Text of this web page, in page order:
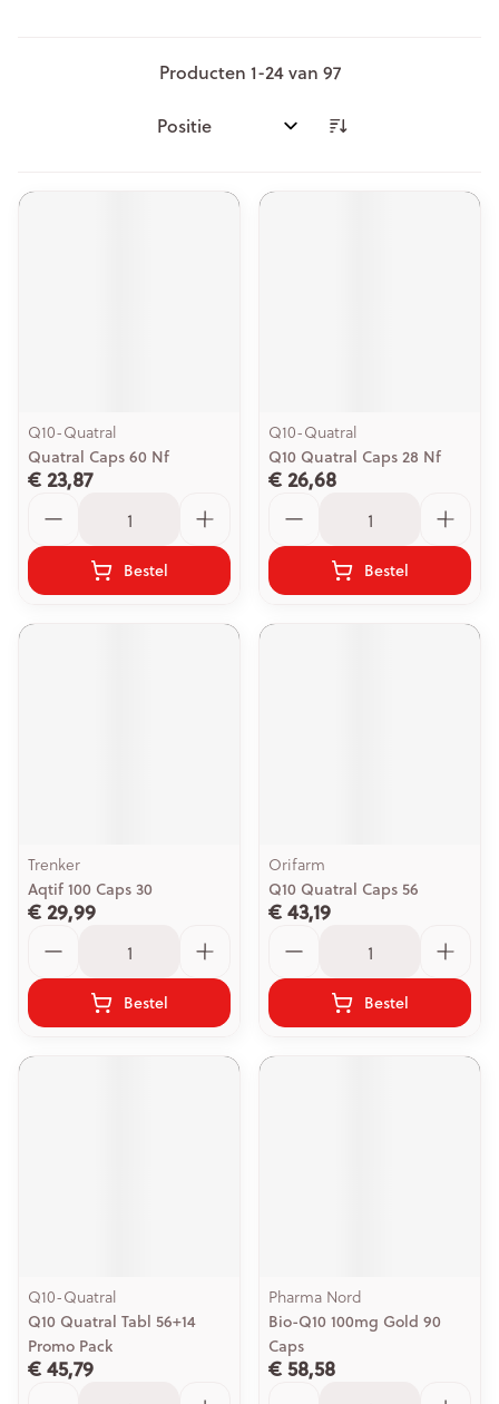
Producten 1-24van 97
Sorteer op:
Q10-Quatral
Quatral Caps 60 Nf
€ 23,87
Bestel
Q10-Quatral
Q10 Quatral Caps 28 Nf
€ 26,68
Bestel
Trenker
Aqtif 100 Caps 30
€ 29,99
Bestel
Orifarm
Q10 Quatral Caps 56
€ 43,19
Bestel
Q10-Quatral
Q10 Quatral Tabl 56+14
Promo Pack
€ 45,79
Pharma Nord
Bio-Q10 100mg Gold 90
Caps
€ 58,58